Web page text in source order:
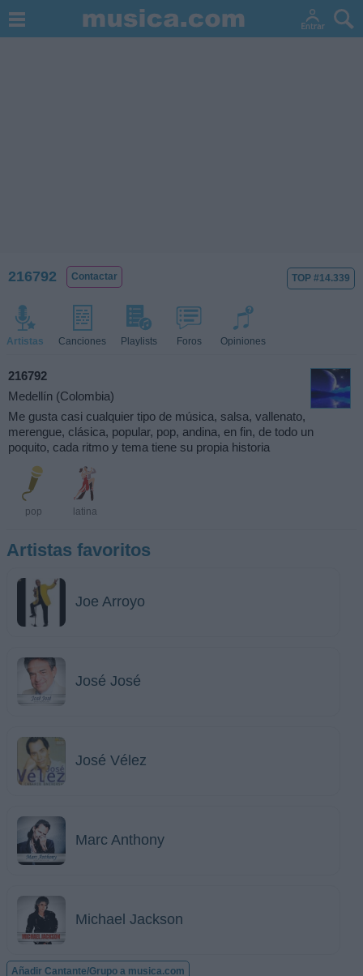
216792 Contactar TOP #14.339
Artistas Canciones Playlists Foros Opiniones
216792
Medellín (Colombia)
Me gusta casi cualquier tipo de música, salsa, vallenato,
merengue, clásica, popular, pop, andina, en fin, de todo un
poquito, cada ritmo y tema tiene su propia historia
pop latina
Artistas favoritos
Joe Arroyo
José José
José Vélez
Marc Anthony
Michael Jackson
Añadir Cantante/Grupo a musica.com